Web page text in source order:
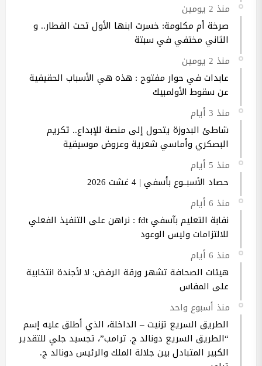
منذ 2 يومين
صرخة أم مكلومة: خسرت ابنها الأول تحت القطار.. و
الثاني مختفي في سبتة
منذ 2 يومين
عابدات في حوار مفتوح : هذه هي الأسباب الحقيقية
عن سقوط الأولمبيك
منذ 3 أيام
شاطئ البدوزة يتحول إلى منصة للإبداع.. تكريم
البصكري وأماسي شعرية وعروض موسيقية
منذ 5 أيام
حصاد الأسبــوع بأسفي | 4 غشت 2026
منذ 6 أيام
نقابة التعليم بآسفي fdt : نراهن على التنفيذ الفعلي
للالتزامات وليس الوعود
منذ 6 أيام
هيئات الصحافة تشهر ورقة الرفض: لا لأجندة انتخابية
على المقاس
منذ أسبوع واحد
الطريق السريع تزنيت – الداخلة، الذي أطلق عليه إسم
“الطريق السريع دونالد ج. ترامب”، تجسيد جلي للتقدير
الكبير المتبادل بين جلالة الملك والرئيس دونالد ج.